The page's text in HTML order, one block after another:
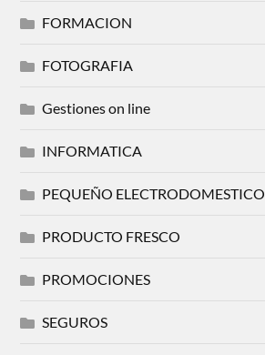
FORMACION
FOTOGRAFIA
Gestiones on line
INFORMATICA
PEQUEÑO ELECTRODOMESTICO
PRODUCTO FRESCO
PROMOCIONES
SEGUROS